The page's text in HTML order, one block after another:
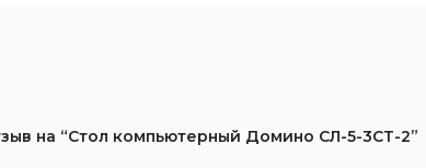
на “Стол компьютерный Домино СЛ-5-3СТ-2”